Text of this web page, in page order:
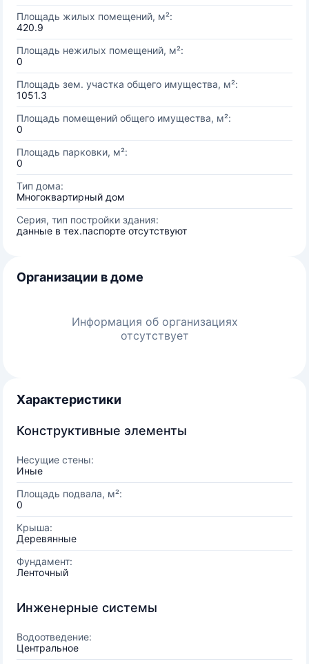
Площадь жилых помещений, м²:
420.9
Площадь нежилых помещений, м²:
0
Площадь зем. участка общего имущества, м²:
1051.3
Площадь помещений общего имущества, м²:
0
Площадь парковки, м²:
0
Тип дома:
Многоквартирный дом
Серия, тип постройки здания:
данные в тех.паспорте отсутствуют
Организации в доме
Информация об организациях
отсутствует
Характеристики
Конструктивные элементы
Несущие стены:
Иные
Площадь подвала, м²:
0
Крыша:
Деревянные
Фундамент:
Ленточный
Инженерные системы
Водоотведение:
Центральное